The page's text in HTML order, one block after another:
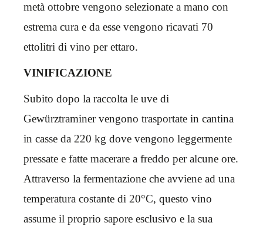
metà ottobre vengono selezionate a mano con
estrema cura e da esse vengono ricavati 70
ettolitri di vino per ettaro.
VINIFICAZIONE
Subito dopo la raccolta le uve di
Gewürztraminer vengono trasportate in cantina
in casse da 220 kg dove vengono leggermente
pressate e fatte macerare a freddo per alcune ore.
Attraverso la fermentazione che avviene ad una
temperatura costante di 20°C, questo vino
assume il proprio sapore esclusivo e la sua